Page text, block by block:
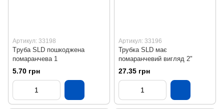
Артикул: 33198
Tруба SLD пошкоджена
помаранчева 1
5.70 грн
Артикул: 33196
Трубка SLD має
помаранчевий вигляд 2"
27.35 грн